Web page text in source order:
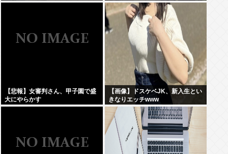
【悲報】女審判さん、甲子園で盛
大にやらかす
【画像】ドスケベJK、新入生とい
きなりエッチwww